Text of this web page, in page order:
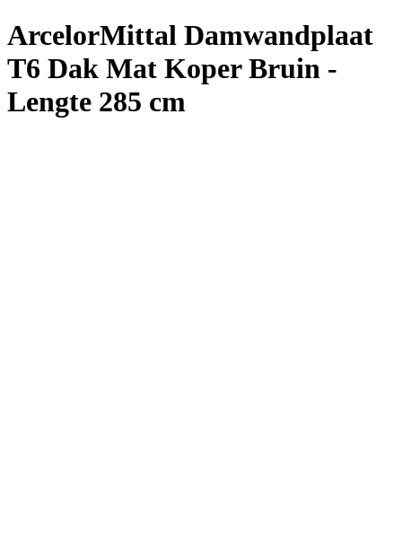
ArcelorMittal Damwandplaat
T6 Dak Mat Koper Bruin -
Lengte 285 cm